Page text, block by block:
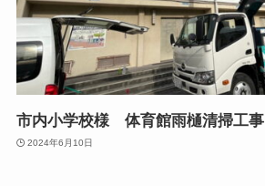
市内小学校様 体育館雨樋清掃工事
2024年6月10日